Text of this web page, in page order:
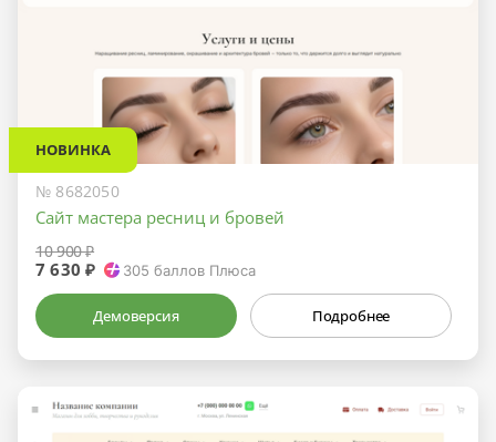
НОВИНКА
№ 8682050
Сайт мастера ресниц и бровей
10 900 ₽
7 630 ₽ 305 баллов Плюса
Демоверсия Подробнее